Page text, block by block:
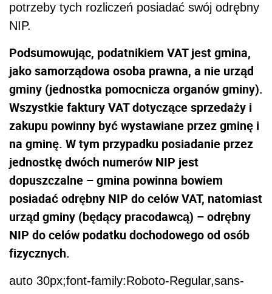
potrzeby tych rozliczeń posiadać swój odrębny
NIP.
Podsumowując, podatnikiem VAT jest gmina,
jako samorządowa osoba prawna, a nie urząd
gminy (jednostka pomocnicza organów gminy).
Wszystkie faktury VAT dotyczące sprzedaży i
zakupu powinny być wystawiane przez gminę i
na gminę. W tym przypadku posiadanie przez
jednostkę dwóch numerów NIP jest
dopuszczalne – gmina powinna bowiem
posiadać odrębny NIP do celów VAT, natomiast
urząd gminy (będący pracodawcą) – odrębny
NIP do celów podatku dochodowego od osób
fizycznych.
auto 30px;font-family:Roboto-Regular,sans-